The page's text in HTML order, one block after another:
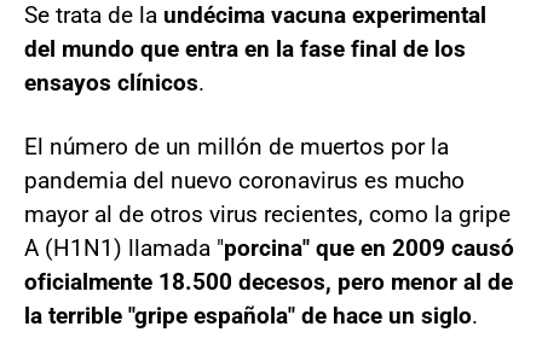
Se trata de la undécima vacuna experimental
del mundo que entra en la fase final de los
ensayos clínicos.
El número de un millón de muertos por la
pandemia del nuevo coronavirus es mucho
mayor al de otros virus recientes, como la gripe
A (H1N1) llamada "porcina" que en 2009 causó
oficialmente 18.500 decesos, pero menor al de
la terrible "gripe española" de hace un siglo.